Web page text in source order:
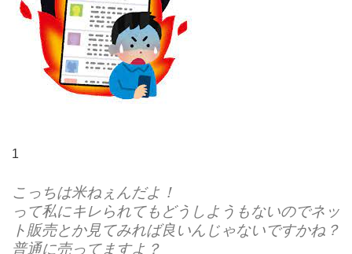
1
こっちは米ねぇんだよ！
って私にキレられてもどうしようもないのでネッ
ト販売とか見てみれば良いんじゃないですかね？
普通に売ってますよ？